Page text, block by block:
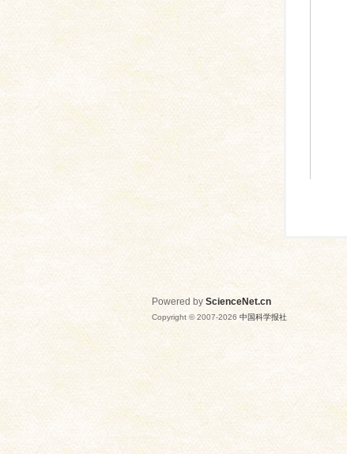
Powered by ScienceNet.cn
Copyright © 2007-2026 中国科学报社